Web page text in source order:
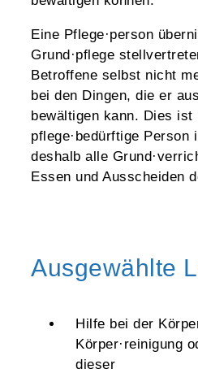
Eine Pflege·person
Grund·pflege
Betroffene selbst nicht
bei den Dingen, die er
bewältigen kann. Dies
pflege·bedürftige
deshalb alle
Essen und Ausscheiden
Ausgewählte
Hilfe bei der
Körper·reinigung
dieser